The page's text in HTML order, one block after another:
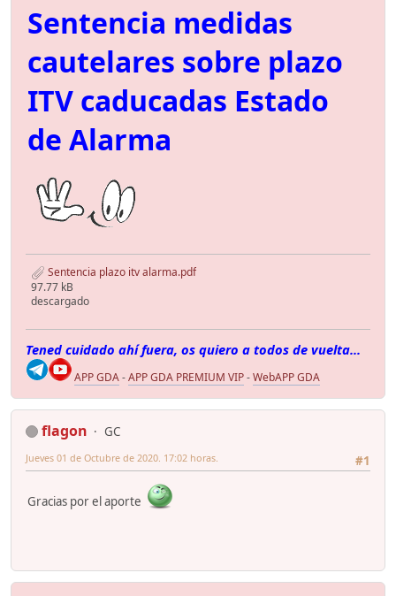
Sentencia medidas
cautelares sobre plazo
ITV caducadas Estado
de Alarma
Sentencia plazo itv alarma.pdf
97.77 kB
descargado
Tened cuidado ahí fuera, os quiero a todos de vuelta...
APP GDA-APP GDA PREMIUM VIP-WebAPP GDA
flagon
GC
#1
Jueves 01 de Octubre de 2020. 17:02 horas.
Gracias por el aporte